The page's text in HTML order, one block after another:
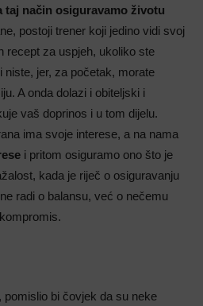
taj način osiguravamo životu
postoji trener koji jedino vidi svoj
recept za uspjeh, ukoliko ste
niste, jer, za početak, morate
A onda dolazi i obiteljski i
vaš doprinos i u tom dijelu.
ima svoje interese, a na nama
i pritom osiguramo ono što je
kada je riječ o osiguravanju
radi o balansu, već o nečemu
bi čovjek da su neke